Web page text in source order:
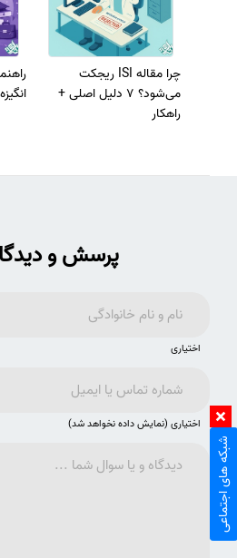
چرا مقاله ISI ریجکت
می‌شود؟ 7 دلیل اصلی +
راهکار
پرسش و
اختیاری
اختیاری (نمایش داده نخواهد شد)
شبکه های اجتماعی